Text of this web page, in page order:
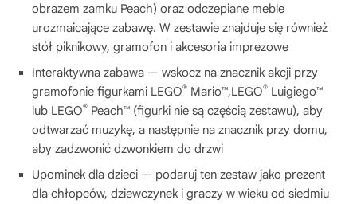
obrazem zamku Peach) oraz odczepiane meble
urozmaicające zabawę. W zestawie znajduje się również
stół piknikowy, gramofon i akcesoria imprezowe
Interaktywna zabawa — wskocz na znacznik akcji przy
gramofonie figurkami LEGO® Mario™,LEGO® Luigiego™
lub LEGO® Peach™ (figurki nie są częścią zestawu), aby
odtwarzać muzykę, a następnie na znacznik przy domu,
aby zadzwonić dzwonkiem do drzwi
Upominek dla dzieci — podaruj ten zestaw jako prezent
dla chłopców, dziewczynek i graczy w wieku od siedmiu